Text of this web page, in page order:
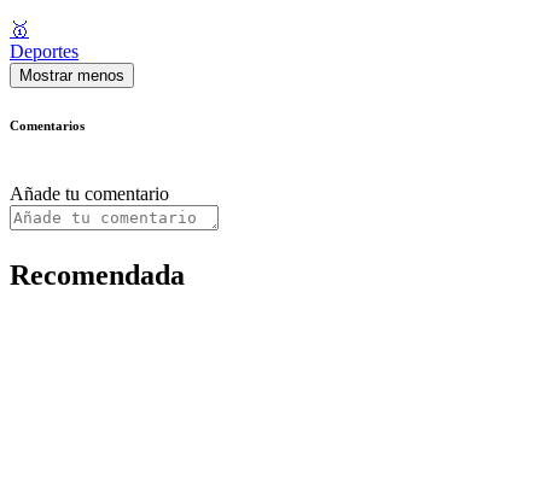
🥇
Deportes
Mostrar menos
Comentarios
Añade tu comentario
Recomendada